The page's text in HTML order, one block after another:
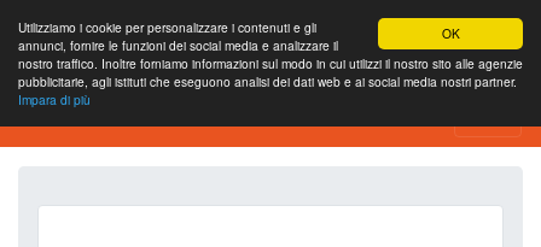
OK
Utilizziamo i cookie per personalizzare i contenuti e gli
annunci, fornire le funzioni dei social media e analizzare il
nostro traffico. Inoltre forniamo informazioni sul modo in cui utilizzi il nostro sito alle agenzie
pubblicitarie, agli istituti che eseguono analisi dei dati web e ai social media nostri partner.
Impara di più
SEO Analytics